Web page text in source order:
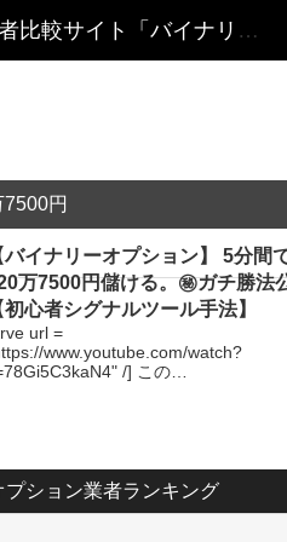
7500円
バイナリーオプション】 5分間
万7500円儲ける。㊙ガチ勝法
初心者シグナルツール手法】
url =
www.youtube.com/watch?
/] この…
ション業者ランキング